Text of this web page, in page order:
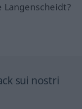
sui nostri